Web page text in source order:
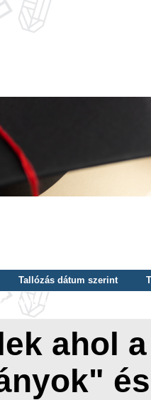
Tallózás dátum szerint
nyelv szerint
ahol